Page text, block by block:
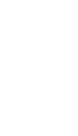
203 mm/s, 203